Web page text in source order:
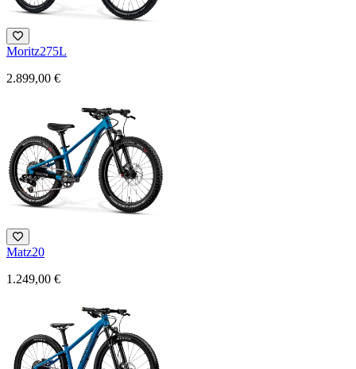
Moritz275L
2.899,00 €
Matz20
1.249,00 €